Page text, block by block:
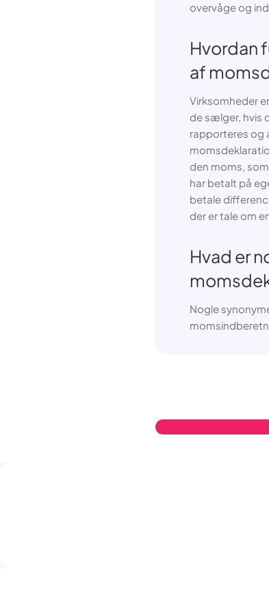
overvåge og
Hvordan
af
Virksomheder
de sælger, hvis
rapporteres og
den moms,
har betalt på
betale
der er tale om
Hvad er
Nogle